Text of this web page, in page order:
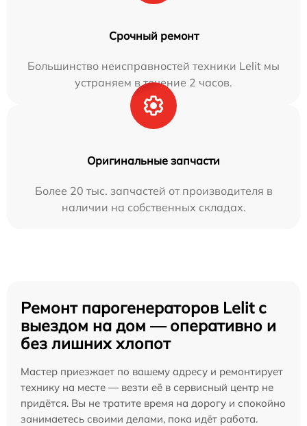
Срочный ремонт
Большинство неисправностей техники Lelit мы
устраняем в течение 2 часов.
Оригинальные запчасти
Более 20 тыс. запчастей от производителя в
наличии на собственных складах.
Ремонт парогенераторов Lelit с
выездом на дом — оперативно и
без лишних хлопот
Мастер приезжает по вашему адресу и ремонтирует
технику на месте — везти её в сервисный центр не
придётся. Вы не тратите время на дорогу и спокойно
занимаетесь своими делами, пока идёт работа.